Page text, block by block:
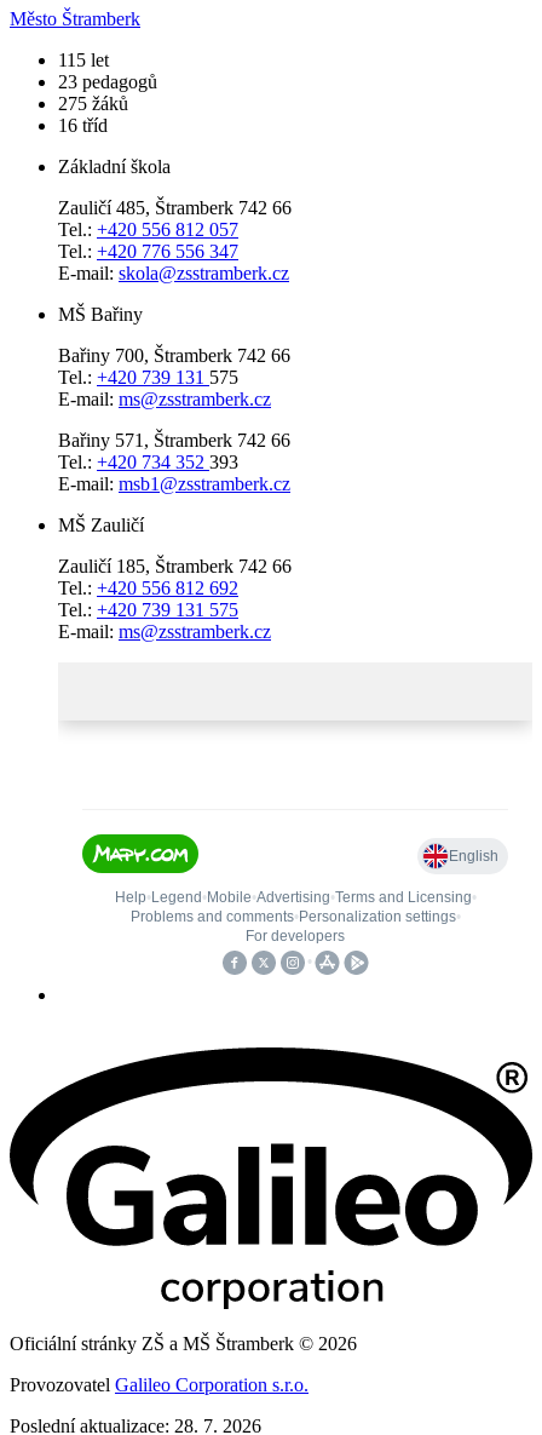
Město Štramberk
​115 let
23 pedagogů
275 žáků
16 tříd
Základní škola
Zauličí 485, Štramberk 742 66
Tel.: +420 556 812 057
Tel.: +420 776 556 347
E-mail: skola@zsstramberk.cz
MŠ Bařiny
Bařiny 700, Štramberk 742 66
Tel.: +420 739 131 575
E-mail: ms@zsstramberk.cz
Bařiny 571, Štramberk 742 66
Tel.: +420 734 352 393
E-mail: msb1@zsstramberk.cz
MŠ Zauličí
Zauličí 185, Štramberk 742 66
Tel.: +420 556 812 692
Tel.: +420 739 131 575
E-mail: ms@zsstramberk.cz
Oficiální stránky ZŠ a MŠ Štramberk © 2026
Provozovatel Galileo Corporation s.r.o.
Poslední aktualizace: 28. 7. 2026